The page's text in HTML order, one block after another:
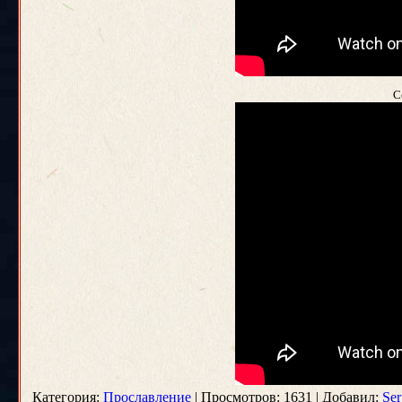
Категория: Прославление | Просмотров: 1631 | Добавил: